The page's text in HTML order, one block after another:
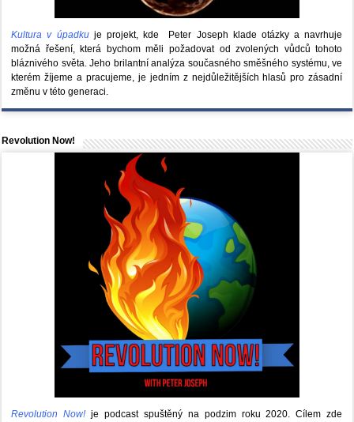
Kultura v úpadkuje projekt, kde Peter Joseph klade otázky a navrhuje
možná řešení, která bychom měli požadovat od zvolených vůdců tohoto
bláznivého světa. Jeho brilantní analýza současného směšného systému, ve
kterém žíjeme a pracujeme, je jedním z nejdůležitějších hlasů pro zásadní
změnu v této generaci.
Revolution Now!
Revolution Now! je podcast spuštěný na podzim roku 2020.Cílem zde